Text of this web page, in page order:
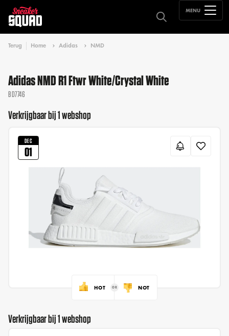
MENU
Terug Home Adidas NMD
Adidas NMD R1 Ftwr White/Crystal White
BD7746
Verkrijgbaar bij 1 webshop
DEC
01
HOT NOT
Verkrijgbaar bij 1 webshop